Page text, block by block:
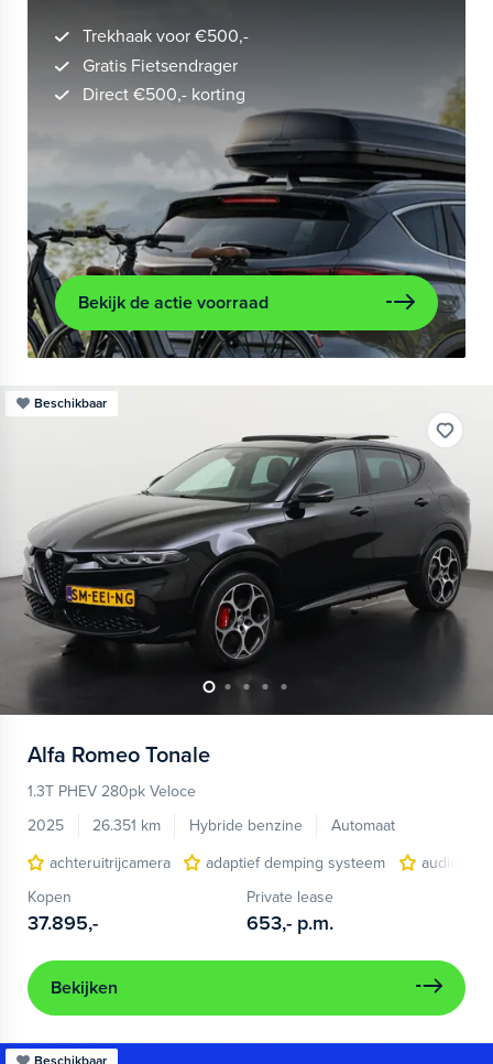
Trekhaak voor €500,-
Gratis Fietsendrager
Direct €500,- korting
Bekijk de actie voorraad
Beschikbaar
Alfa Romeo Tonale
1.3T PHEV 280pk Veloce
2025
26.351 km Hybride benzine
Automaat
achteruitrijcamera
adaptief demping systeem
audio
Kopen
37.895,-
Private lease
653,- p.m.
Bekijken
Beschikbaar